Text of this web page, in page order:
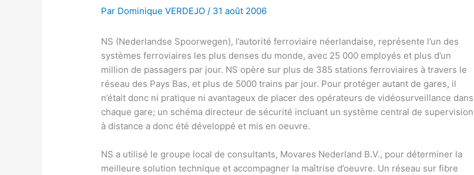
Par Dominique VERDEJO/ 31 août 2006
NS (Nederlandse Spoorwegen), l’autorité ferroviaire néerlandaise, représente l’un des
systèmes ferroviaires les plus denses du monde, avec 25 000 employés et plus d’un
million de passagers par jour. NS opère sur plus de 385 stations ferroviaires à travers le
réseau des Pays Bas, et plus de 5000 trains par jour. Pour protéger autant de gares, il
n’était donc ni pratique ni avantageux de placer des opérateurs de vidéosurveillance dans
chaque gare; un schéma directeur de sécurité incluant un système central de supervision
à distance a donc été développé et mis en oeuvre.
NS a utilisé le groupe local de consultants, Movares Nederland B.V., pour déterminer la
meilleure solution technique et accompagner la maîtrise d’oeuvre. Un réseau sur fibre